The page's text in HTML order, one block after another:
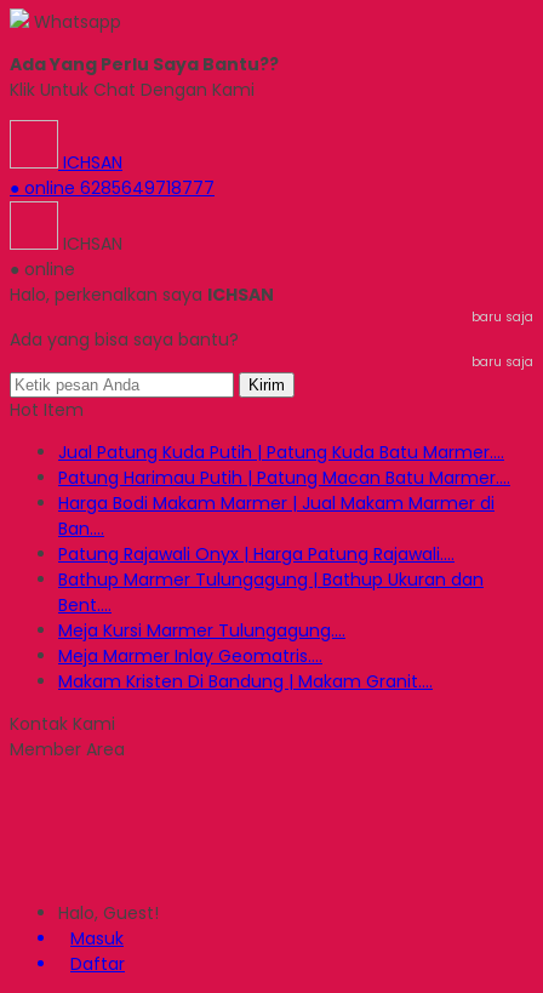
Whatsapp
Ada Yang Perlu Saya Bantu??
Klik Untuk Chat Dengan Kami
ICHSAN
● online 6285649718777
ICHSAN
● online
Halo, perkenalkan saya ICHSAN
baru saja
Ada yang bisa saya bantu?
baru saja
Kirim
Hot Item
Jual Patung Kuda Putih | Patung Kuda Batu Marmer....
Patung Harimau Putih | Patung Macan Batu Marmer....
Harga Bodi Makam Marmer | Jual Makam Marmer di
Ban....
Patung Rajawali Onyx | Harga Patung Rajawali....
Bathup Marmer Tulungagung | Bathup Ukuran dan
Bent....
Meja Kursi Marmer Tulungagung....
Meja Marmer Inlay Geomatris....
Makam Kristen Di Bandung | Makam Granit....
Kontak Kami
Member Area
Halo, Guest!
Masuk
Daftar